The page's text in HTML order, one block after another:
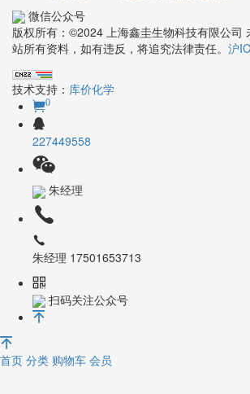
微信公众号
版权所有：©2024 上海鑫圭生物科技有限公司
站所有资料，如有违反，将追究法律责任。 沪
技术支持： 库价化学
0
227449558
朱经理
朱经理 17501653713
扫码关注公众号
首页 分类 购物车 会员